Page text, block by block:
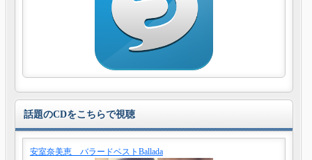
話題のCDをこちらで視聴
安室奈美恵 バラードベストBallada